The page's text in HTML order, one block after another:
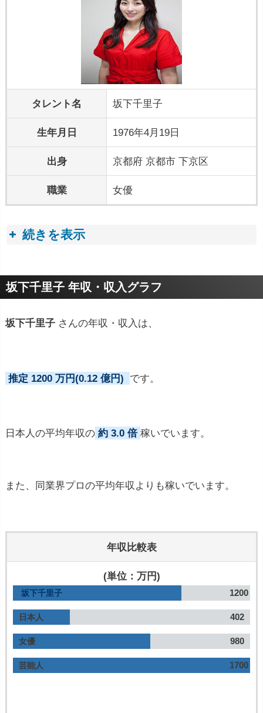
タレント名 坂下千里子
生年月日 1976年4月19日
出身 京都府 京都市 下京区
職業 女優
続きを表示
プロフィールトピック
坂下千里子 年収・収入グラフ
坂下千里子 さんの年収・収入は、
推定 1200 万円(0.12 億円) です。
日本人の平均年収の 約 3.0 倍 稼いでいます。
また、同業界プロの平均年収よりも稼いでいます。
年収比較表
(単位：万円)
坂下千里子 1200
日本人 402
女優 980
芸能人 1700